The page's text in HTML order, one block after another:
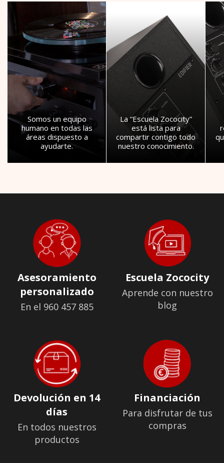
Somos un equipo
humano en todas las
áreas dispuesto a
ayudarte.
La “Escuela Zococity”
está lista para
compartir contigo todo
nuestro conocimiento.
Asesoramiento
personalizado
En el 960 457 885
Escuela Zococity
Aprende con nuestro
blog
Devolución en 14
días
En todos nuestros
productos
Financiación
Para disfrutar de tus
compras